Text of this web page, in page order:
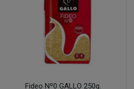
Fideo Nº0 GALLO 250g.